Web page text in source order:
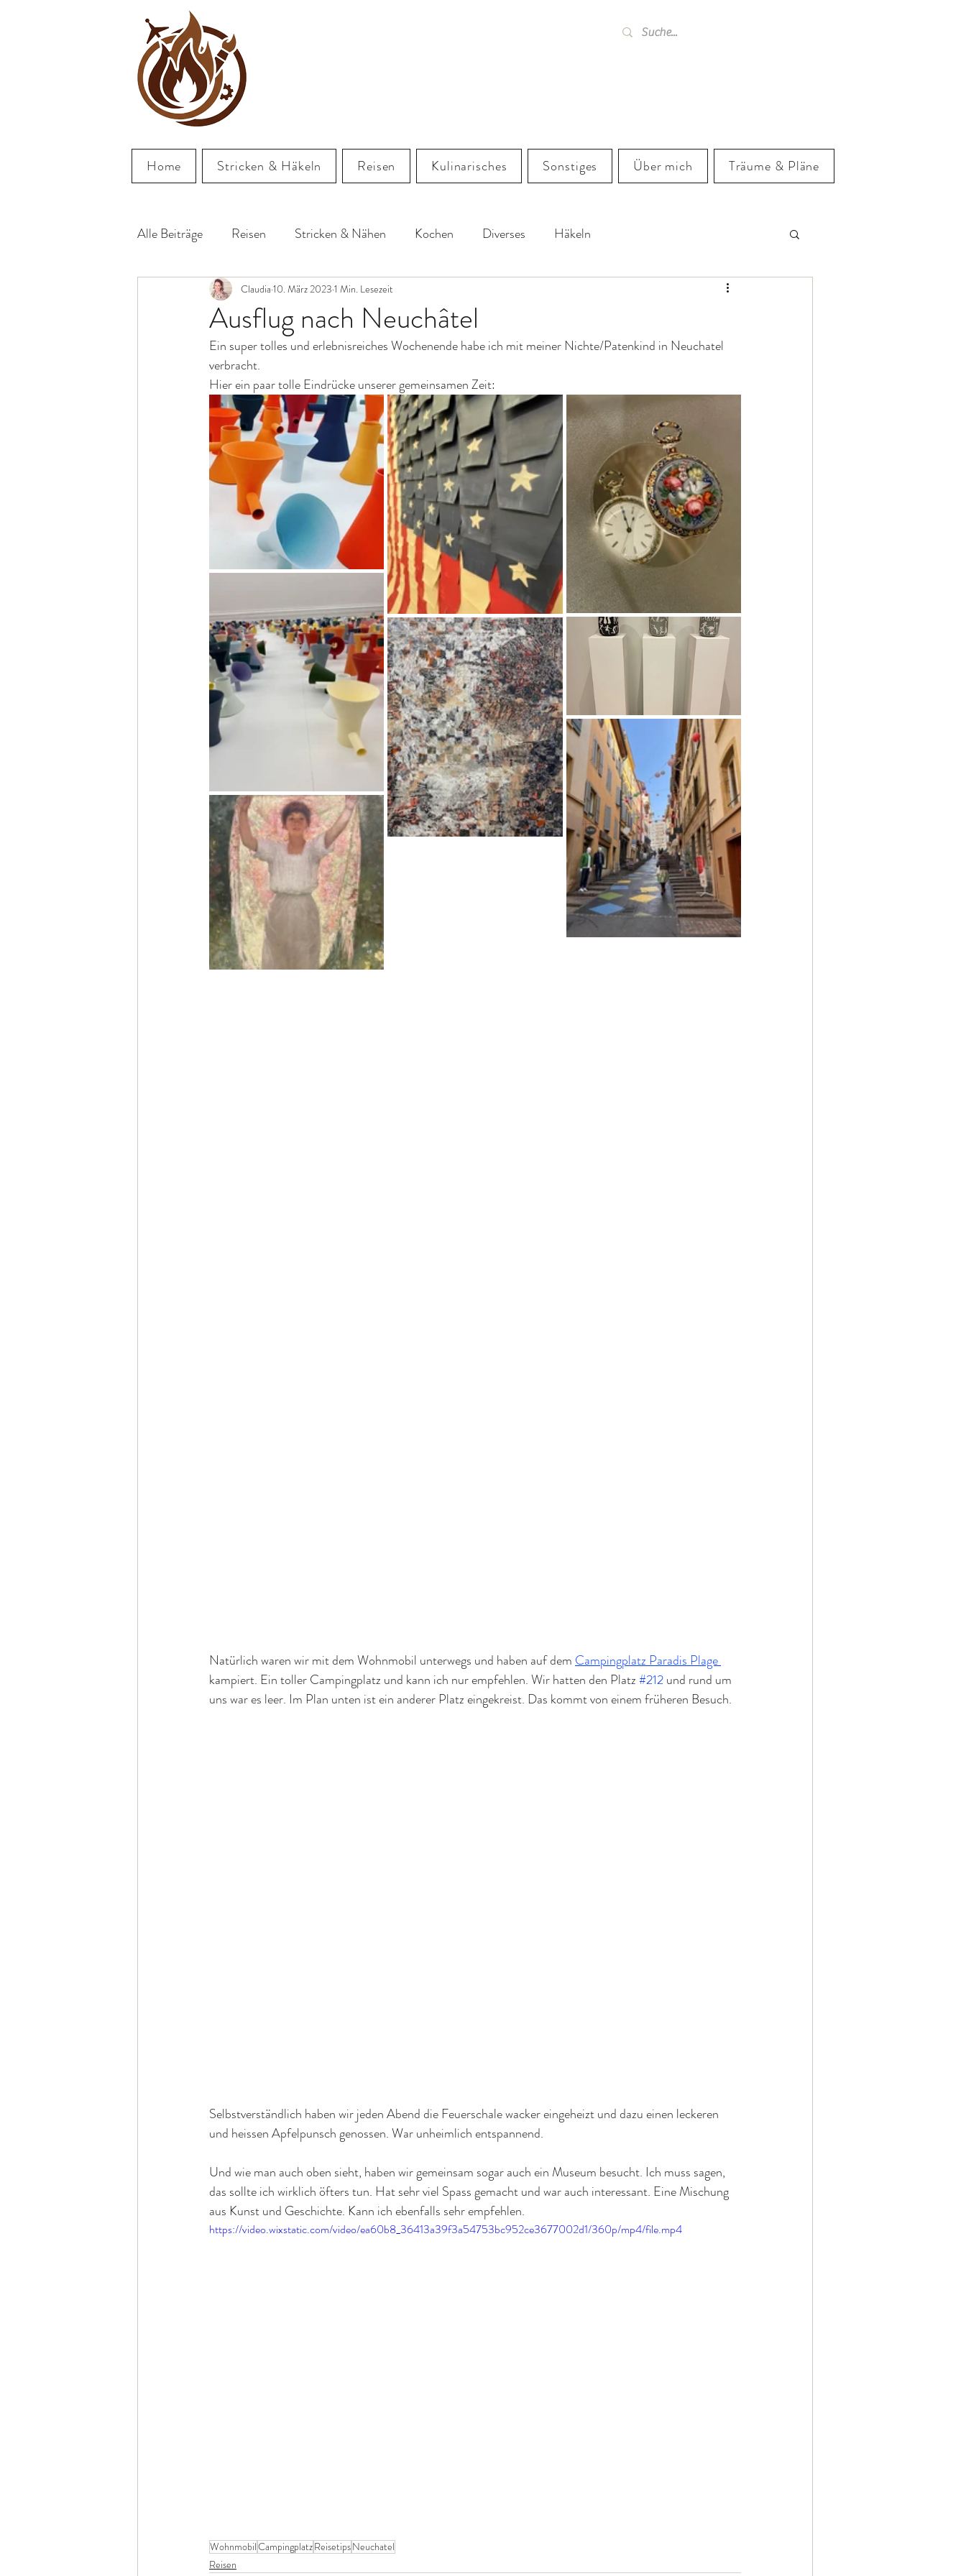
Home Stricken & Häkeln Reisen Kulinarisches Sonstiges Über mich Träume & Pläne
Alle Beiträge Reisen Stricken & Nähen Kochen Diverses Häkeln
Ausflug nach Neuchâtel
Claudia 10. März 2023 1 Min. Lesezeit
Ein super tolles und erlebnisreiches Wochenende habe ich mit meiner Nichte/Patenkind in Neuchatel
verbracht.
Hier ein paar tolle Eindrücke unserer gemeinsamen Zeit:
Natürlich waren wir mit dem Wohnmobil unterwegs und haben auf dem Campingplatz Paradis Plage
kampiert. Ein toller Campingplatz und kann ich nur empfehlen. Wir hatten den Platz #212 und rund um
uns war es leer. Im Plan unten ist ein anderer Platz eingekreist. Das kommt von einem früheren Besuch.
Selbstverständlich haben wir jeden Abend die Feuerschale wacker eingeheizt und dazu einen leckeren
und heissen Apfelpunsch genossen. War unheimlich entspannend.
Und wie man auch oben sieht, haben wir gemeinsam sogar auch ein Museum besucht. Ich muss sagen,
das sollte ich wirklich öfters tun. Hat sehr viel Spass gemacht und war auch interessant. Eine Mischung
aus Kunst und Geschichte. Kann ich ebenfalls sehr empfehlen.
https://video.wixstatic.com/video/ea60b8_36413a39f3a54753bc952ce3677002d1/360p/mp4/file.mp4
WohnmobilCampingplatzReisetipsNeuchatel
Reisen